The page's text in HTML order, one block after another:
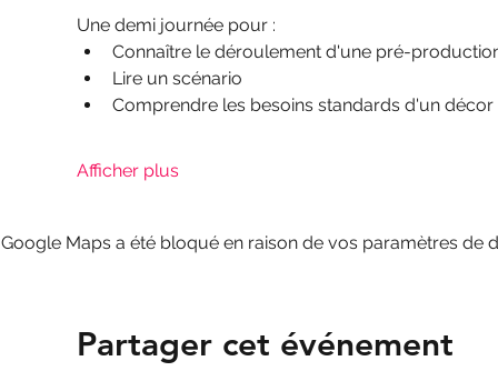
Une demi journée pour :
Connaître le déroulement d'une pré-
Lire un scénario
Comprendre les besoins standards d'un décor
Afficher plus
Google Maps a été bloqué en raison de vos paramètres de
Partager cet événement